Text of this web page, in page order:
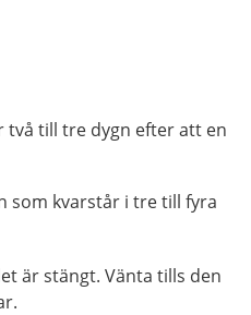
till tre dygn efter att en
som kvarstår i tre till fyra
är stängt. Vänta tills den